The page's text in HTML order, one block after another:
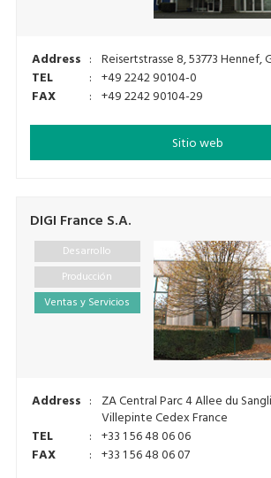
Address : Reisertstrasse 8, 53773 Hennef,
TEL
: +49 2242 90104-0
FAX
: +49 2242 90104-29
Sitio web
DIGI France S.A.
Desarrollo
Producción
Ventas y Servicios
Address : ZA Central Parc 4 Allee du
Villepinte Cedex France
TEL
: +33 1 56 48 06 06
FAX
: +33 1 56 48 06 07